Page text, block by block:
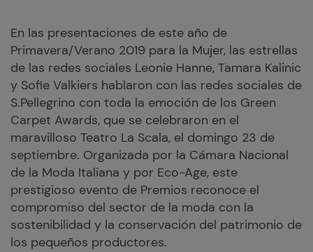
En las presentaciones de este año de
Primavera/Verano 2019 para la Mujer, las estrellas
de las redes sociales Leonie Hanne, Tamara Kalinic
y Sofie Valkiers hablaron con las redes sociales de
S.Pellegrino con toda la emoción de los Green
Carpet Awards, que se celebraron en el
maravilloso Teatro La Scala, el domingo 23 de
septiembre. Organizada por la Cámara Nacional
de la Moda Italiana y por Eco-Age, este
prestigioso evento de Premios reconoce el
compromiso del sector de la moda con la
sostenibilidad y la conservación del patrimonio de
los pequeños productores.